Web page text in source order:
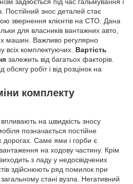
Постійний знос деталей стає
звернення клієнтів на СТО. Дана
для власників вантажних авто,
машин. Важливо регулярно
всіх комплектуючих. Вартість
залежить від багатьох факторів.
робіт і від розцінок на
комплекту
на швидкість зносу
позначається постійне
дорогах. Саме ями і горби є
на ходову частину. Крім
з ладу у недосвідчених
здійснюють ряд помилок при
стані вузла. Негативний